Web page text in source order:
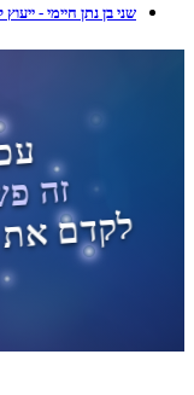
שני בן נתן חיימי -